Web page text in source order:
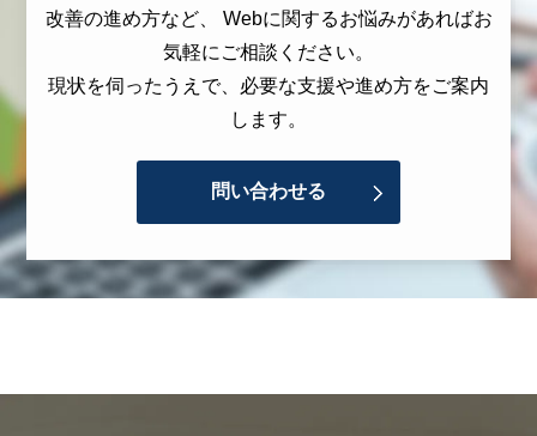
改善の進め方など、 Webに関するお悩みがあればお
気軽にご相談ください。
現状を伺ったうえで、必要な支援や進め方をご案内
します。
問い合わせる